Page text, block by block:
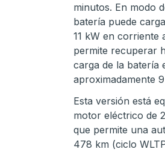
minutos. En modo
batería puede
11 kW en corriente
permite recuperar
carga de la batería
aproximadamente
Esta versión está
motor eléctrico de
que permite una
478 km (ciclo